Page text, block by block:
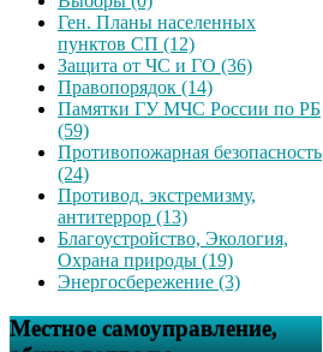
Ген. Планы населенных
пунктов СП (12)
Защита от ЧС и ГО (36)
Правопорядок (14)
Памятки ГУ МЧС России по РБ
(59)
Противопожарная безопасность
(24)
Противод. экстремизму,
антитеррор (13)
Благоустройство, Экология,
Охрана природы (19)
Энергосбережение (3)
Местное самоуправление,